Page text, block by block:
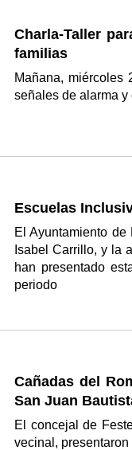
Charla-Taller
familias
Mañana, miércoles
señales de alarma
Escuelas
El Ayuntamiento
Isabel Carrillo, y la
han presentado
periodo
Cañadas del
San Juan
El concejal de
vecinal,